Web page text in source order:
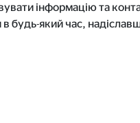
інформацію та
будь-який час,